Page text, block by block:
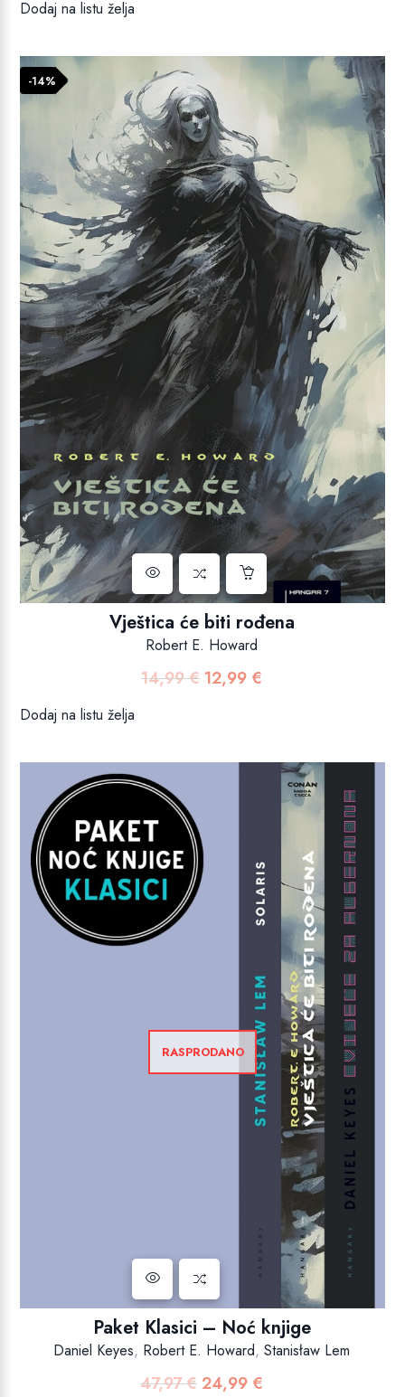
14,99 €.
Dodaj na listu želja
-14%
Vještica će biti rođena
Robert E. Howard
14,99€ Izvorna
14,99 €.
12,99 €
Dodaj na listu želja
RASPRODANO
Paket Klasici – Noć knjige
Daniel Keyes, Robert E. Howard, Stanisław Lem
47,97€ Izvorna
24,99 €